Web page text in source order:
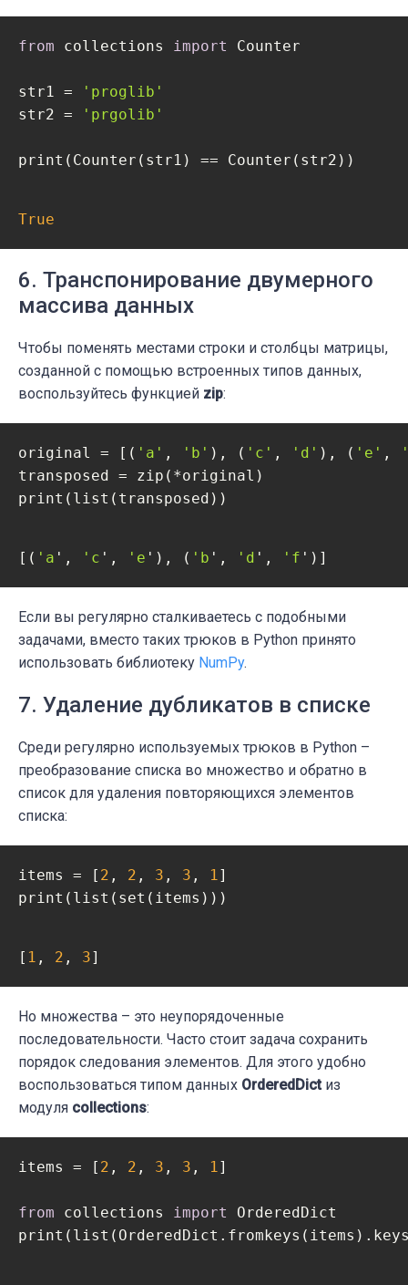
from collections import Counter
str1 =
'proglib'
str2 =
'prgolib'
print(Counter(str1) == Counter(str2))
True
6. Транспонирование двумерного
массива данных
Чтобы поменять местами строки и столбцы матрицы,
созданной с помощью встроенных типов данных,
воспользуйтесь функцией zip:
original = [( 'a' , 'b' ), ( 'c' , 'd' ), ( 'e' ,
transposed = zip(*original)
print(list(transposed))
[( 'a ', 'c ', 'e '), ( 'b ', 'd ', 'f ')]
Если вы регулярно сталкиваетесь с подобными
задачами, вместо таких трюков в Python принято
использовать библиотеку NumPy.
7. Удаление дубликатов в списке
Среди регулярно используемых трюков в Python –
преобразование списка во множество и обратно в
список для удаления повторяющихся элементов
списка:
items = [ 2 , 2 , 3 , 3 , 1]
print(list(set(items)))
[ 1 , 2 , 3]
Но множества – это неупорядоченные
последовательности. Часто стоит задача сохранить
порядок следования элементов. Для этого удобно
воспользоваться типом данных OrderedDictиз
модуля collections:
items = [ 2 , 2 , 3 , 3 , 1]
from collections import
OrderedDict